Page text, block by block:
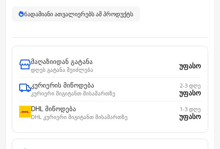
6ადამიანი ათვალიერებს ამ პროდუქტს
მაღაზიიდან გატანა
დღეს გატანა შეიძლება
უფასო
კურიერის მიწოდება
კურიერი მიგიტანთ მისამართზე
2-3 დღე
უფასო
DHL მიწოდება
DHL კურიერი მიგიტანთ მისამართზე
1-3 დღე
უფასო